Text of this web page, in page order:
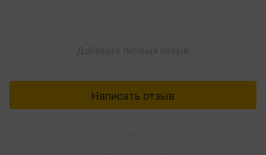
Написать отзыв